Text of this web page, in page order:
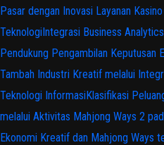
Pasar dengan Inovasi Layanan
TeknologiIntegrasi Business
Pendukung Pengambilan Keputusan
Tambah Industri Kreatif melalui
Teknologi InformasiKlasifikasi
melalui Aktivitas Mahjong Ways 2
Ekonomi Kreatif dan Mahjong Ways